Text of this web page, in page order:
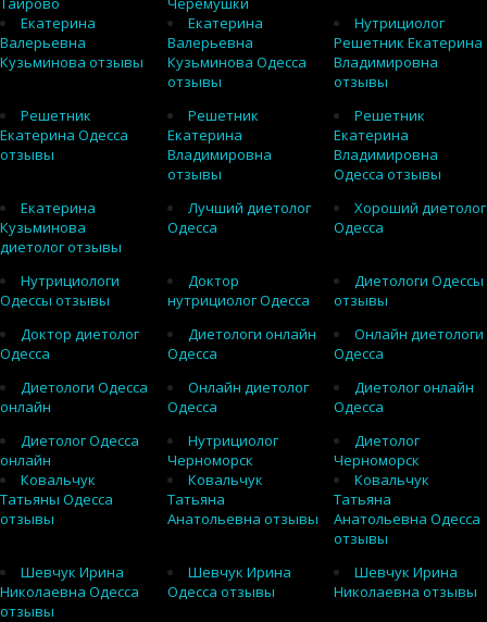
Екатерина
Валерьевна
Кузьминова отзывы
Екатерина
Валерьевна
Кузьминова Одесса
отзывы
Нутрициолог
Решетник Екатерина
Владимировна
отзывы
Решетник
Екатерина Одесса
отзывы
Решетник
Екатерина
Владимировна
отзывы
Решетник
Екатерина
Владимировна
Одесса отзывы
Екатерина
Кузьминова
диетолог отзывы
Лучший диетолог
Одесса
Хороший диетолог
Одесса
Нутрициологи
Одессы отзывы
Доктор
нутрициолог Одесса
Диетологи Одессы
отзывы
Доктор диетолог
Одесса
Диетологи онлайн
Одесса
Онлайн диетологи
Одесса
Диетологи Одесса
онлайн
Онлайн диетолог
Одесса
Диетолог онлайн
Одесса
Диетолог Одесса
онлайн
Нутрициолог
Черноморск
Диетолог
Черноморск
Ковальчук
Татьяны Одесса
отзывы
Ковальчук
Татьяна
Анатольевна отзывы
Ковальчук
Татьяна
Анатольевна Одесса
отзывы
Шевчук Ирина
Николаевна Одесса
отзывы
Шевчук Ирина
Одесса отзывы
Шевчук Ирина
Николаевна отзывы